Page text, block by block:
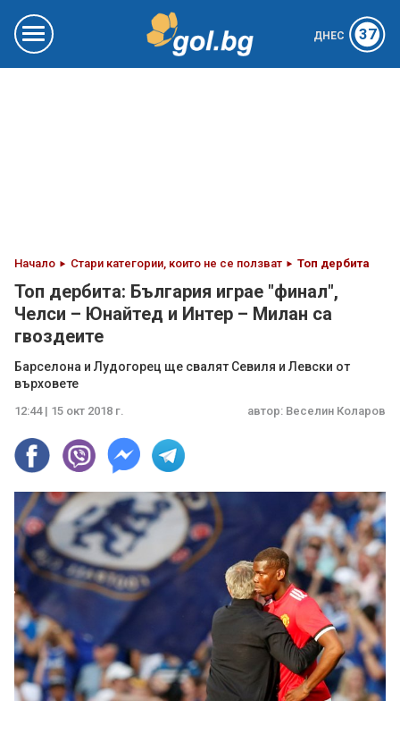
ДНЕС 37
Начало Стари категории, които не се ползват Топ дербита
Топ дербита: България играе "финал",
Челси – Юнайтед и Интер – Милан са
гвоздеите
Барселона и Лудогорец ще свалят Севиля и Левски от
върховете
12:44 | 15 окт 2018 г. автор: Веселин Коларов